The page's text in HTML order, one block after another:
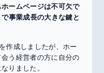
ームページは不可欠で
事業成長の大きな鍵と
作成しましたが、ホー
う経営者の方に自分の
りました。